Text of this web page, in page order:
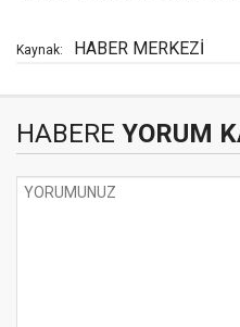
Kaynak: HABER MERKEZİ
HABERE YORUM